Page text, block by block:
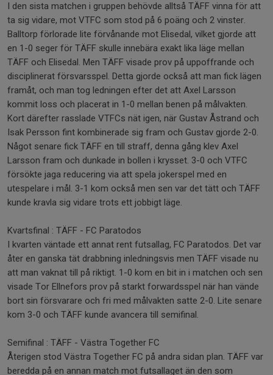
I den sista matchen i gruppen behövde alltså TÄFF vinna för att
ta sig vidare, mot VTFC som stod på 6 poäng och 2 vinster.
Balltorp förlorade lite förvånande mot Elisedal, vilket gjorde att
en 1-0 seger för TÄFF skulle innebära exakt lika läge mellan
TÄFF och Elisedal. Men TÄFF visade prov på uppoffrande och
disciplinerat försvarsspel. Detta gjorde också att man fick lägen
framåt, och man tog ledningen efter det att Axel Larsson
kommit loss och placerat in 1-0 mellan benen på målvakten.
Kort därefter rasslade VTFCs nät igen, när Gustav Åstrand och
Isak Persson fint kombinerade sig fram och Gustav gjorde 2-0.
Något senare fick TÄFF en till straff, denna gång klev Axel
Larsson fram och dunkade in bollen i krysset. 3-0 och VTFC
försökte jaga reducering via att spela jokerspel med en
utespelare i mål. 3-1 kom också men sen var det tätt och TÄFF
kunde kravla sig vidare trots ett jobbigt läge.
Kvartsfinal : TÄFF - FC Paratodos
I kvarten väntade ett annat rent futsallag, FC Paratodos. Det var
åter en ganska tät drabbning inledningsvis men TÄFF visade nu
att man vaknat till på riktigt. 1-0 kom en bit in i matchen och sen
visade Tor Ellnefors prov på starkt forwardsspel när han vände
bort sin försvarare och fri med målvakten satte 2-0. Lite senare
kom 3-0 och TÄFF kunde avancera till semifinal.
Semifinal : TÄFF - Västra Together FC
Återigen stod Västra Together FC på andra sidan plan. TÄFF var
beredda på en annan match mot futsallaget än den som